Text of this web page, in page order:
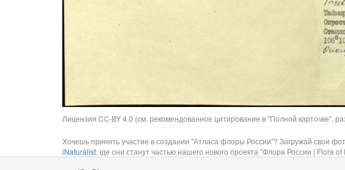
Лицензия CC-BY 4.0 (см. рекомендованное цитирование в "Полной карточке",
Хочешь принять участие в создании "Атласа флоры России"? Загружай свои
iNaturalist, где они станут частью нашего нового проекта "Флора России | Flora of